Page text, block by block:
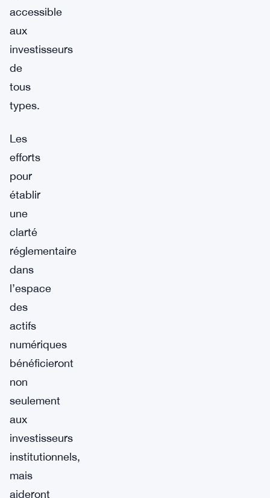
accessible
aux
investisseurs
de
tous
types.
Les
efforts
pour
établir
une
clarté
réglementaire
dans
l’espace
des
actifs
numériques
bénéficieront
non
seulement
aux
investisseurs
institutionnels,
mais
aideront